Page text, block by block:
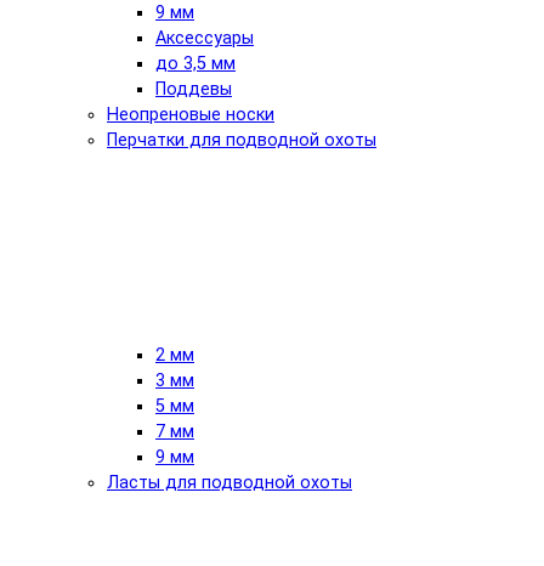
9 мм
Аксессуары
до 3,5 мм
Поддевы
Неопреновые носки
Перчатки для подводной охоты
2 мм
3 мм
5 мм
7 мм
9 мм
Ласты для подводной охоты